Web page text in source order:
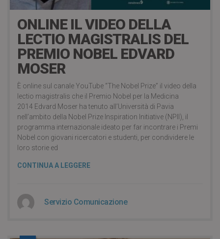
ONLINE IL VIDEO DELLA
LECTIO MAGISTRALIS DEL
PREMIO NOBEL EDVARD
MOSER
È online sul canale YouTube “The Nobel Prize” il video della
lectio magistralis che il Premio Nobel per la Medicina
2014 Edvard Moser ha tenuto all’Università di Pavia
nell’ambito della Nobel Prize Inspiration Initiative (NPII), il
programma internazionale ideato per far incontrare i Premi
Nobel con giovani ricercatori e studenti, per condividere le
loro storie ed
CONTINUA A LEGGERE
Servizio Comunicazione